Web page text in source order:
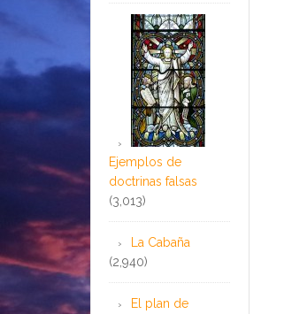
Ejemplos de
doctrinas falsas
(3,013)
La Cabaña
(2,940)
El plan de